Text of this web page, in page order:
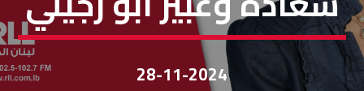
28-11-2024